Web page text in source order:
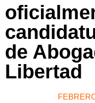
de
Libertad